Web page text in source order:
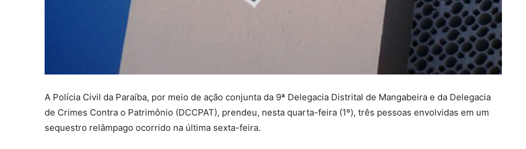
A Polícia Civil da Paraíba, por meio de ação conjunta da 9ª Delegacia Distrital de Mangabeira e da Delegacia
de Crimes Contra o Patrimônio (DCCPAT), prendeu, nesta quarta-feira (1º), três pessoas envolvidas em um
sequestro relâmpago ocorrido na última sexta-feira.